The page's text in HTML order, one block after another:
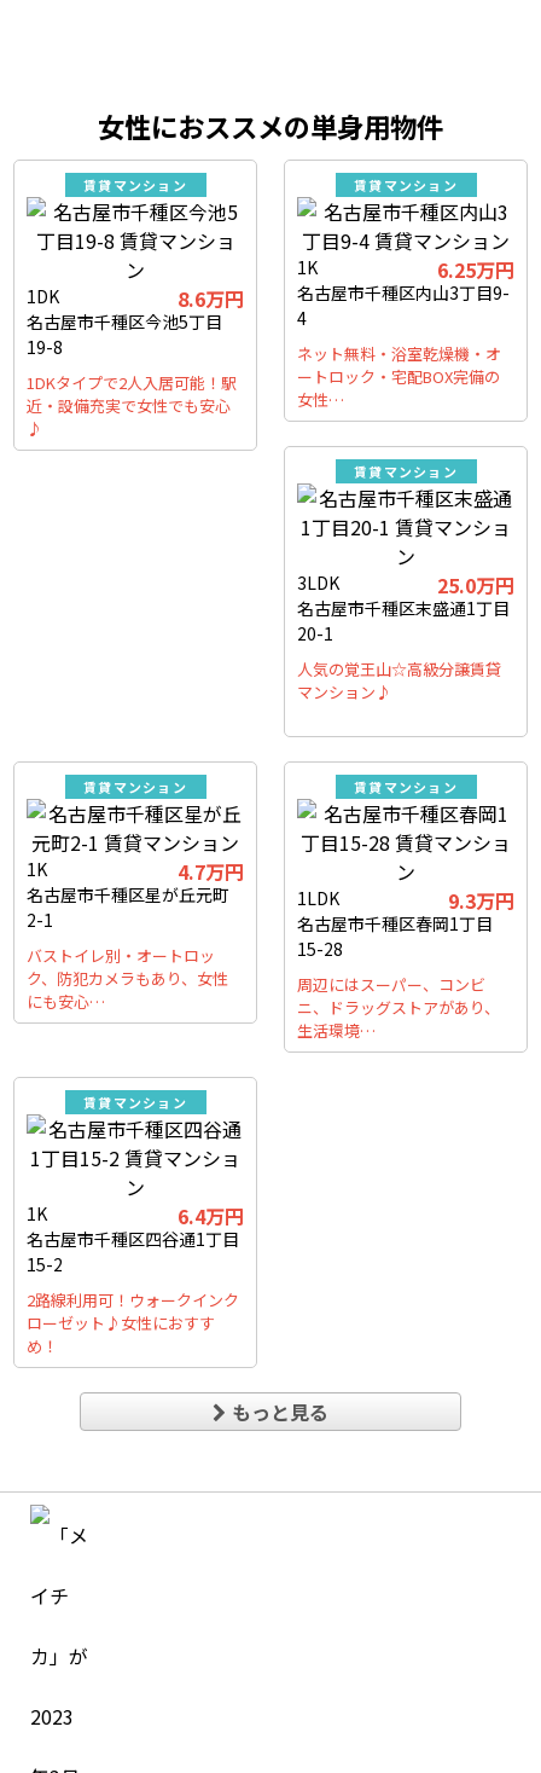
女性におススメの単身用物件
賃貸マンション
1DK 8.6万円
名古屋市千種区今池5丁目
19-8
1DKタイプで2人入居可能！駅
近・設備充実で女性でも安心
♪
賃貸マンション
1K 6.25万円
名古屋市千種区内山3丁目9-
4
ネット無料・浴室乾燥機・オ
ートロック・宅配BOX完備の
女性…
賃貸マンション
3LDK 25.0万円
名古屋市千種区末盛通1丁目
20-1
人気の覚王山☆高級分譲賃貸
マンション♪
賃貸マンション
1K 4.7万円
名古屋市千種区星が丘元町
2-1
バストイレ別・オートロッ
ク、防犯カメラもあり、女性
にも安心…
賃貸マンション
1LDK 9.3万円
名古屋市千種区春岡1丁目
15-28
周辺にはスーパー、コンビ
ニ、ドラッグストアがあり、
生活環境…
賃貸マンション
1K 6.4万円
名古屋市千種区四谷通1丁目
15-2
2路線利用可！ウォークインク
ローゼット♪女性におすす
め！
もっと見る